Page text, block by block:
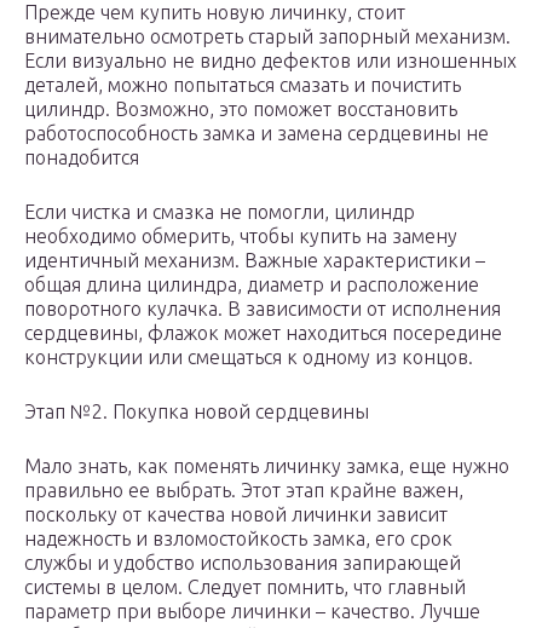
Прежде чем купить новую личинку, стоит
внимательно осмотреть старый запорный механизм.
Если визуально не видно дефектов или изношенных
деталей, можно попытаться смазать и почистить
цилиндр. Возможно, это поможет восстановить
работоспособность замка и замена сердцевины не
понадобится
Если чистка и смазка не помогли, цилиндр
необходимо обмерить, чтобы купить на замену
идентичный механизм. Важные характеристики –
общая длина цилиндра, диаметр и расположение
поворотного кулачка. В зависимости от исполнения
сердцевины, флажок может находиться посередине
конструкции или смещаться к одному из концов.
Этап №2. Покупка новой сердцевины
Мало знать, как поменять личинку замка, еще нужно
правильно ее выбрать. Этот этап крайне важен,
поскольку от качества новой личинки зависит
надежность и взломостойкость замка, его срок
службы и удобство использования запирающей
системы в целом. Следует помнить, что главный
параметр при выборе личинки – качество. Лучше